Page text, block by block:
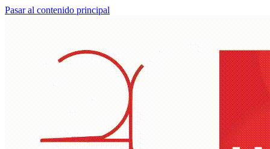
Pasar al contenido principal